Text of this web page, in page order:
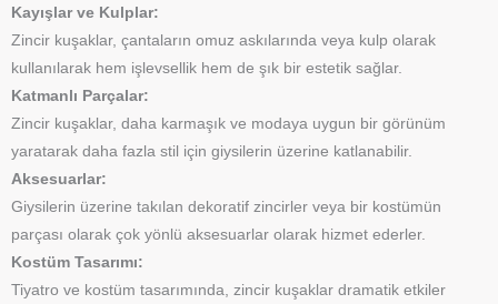
Kayışlar ve Kulplar:
Zincir kuşaklar, çantaların omuz askılarında veya kulp olarak
kullanılarak hem işlevsellik hem de şık bir estetik sağlar.
Katmanlı Parçalar:
Zincir kuşaklar, daha karmaşık ve modaya uygun bir görünüm
yaratarak daha fazla stil için giysilerin üzerine katlanabilir.
Aksesuarlar:
Giysilerin üzerine takılan dekoratif zincirler veya bir kostümün
parçası olarak çok yönlü aksesuarlar olarak hizmet ederler.
Kostüm Tasarımı:
Tiyatro ve kostüm tasarımında, zincir kuşaklar dramatik etkiler